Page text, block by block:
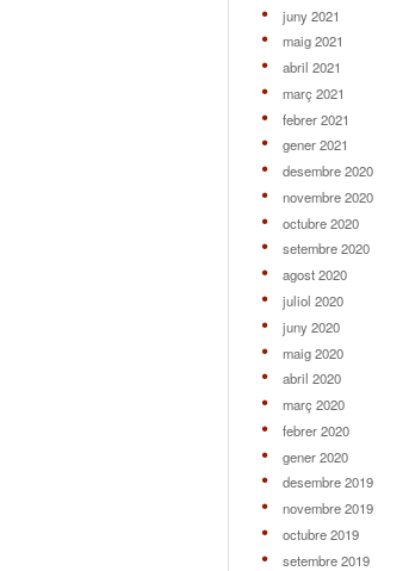
juny 2021
maig 2021
abril 2021
març 2021
febrer 2021
gener 2021
desembre 2020
novembre 2020
octubre 2020
setembre 2020
agost 2020
juliol 2020
juny 2020
maig 2020
abril 2020
març 2020
febrer 2020
gener 2020
desembre 2019
novembre 2019
octubre 2019
setembre 2019